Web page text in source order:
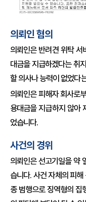
의뢰인 혐의
의뢰인은 반려견 위탁 서
대금을 지급하겠다는 취
할 의사나 능력이 없었다
의뢰인은 피해자 회사로
용대금을 지급하지 않아
었습니다.
사건의 경위
의뢰인은 선고기일을 약
습니다. 사건 자체의 피
종 범행으로 징역형의 집